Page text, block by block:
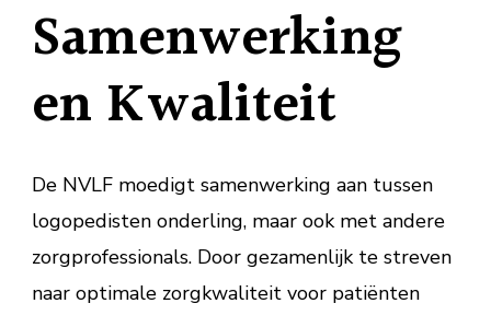
Samenwerking
en Kwaliteit
De NVLF moedigt samenwerking aan tussen
logopedisten onderling, maar ook met andere
zorgprofessionals. Door gezamenlijk te streven
naar optimale zorgkwaliteit voor patiënten